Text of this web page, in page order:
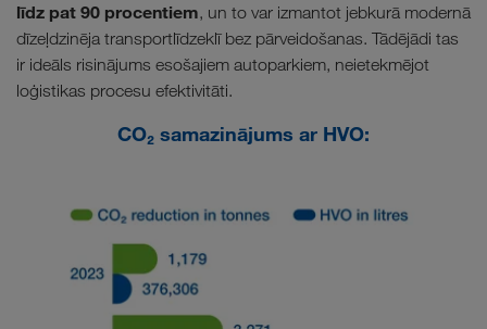
līdz pat 90 procentiem, un to var izmantot jebkurā modernā
dīzeļdzinēja transportlīdzeklī bez pārveidošanas. Tādējādi tas
ir ideāls risinājums esošajiem autoparkiem, neietekmējot
loģistikas procesu efektivitāti.
CO₂ samazinājums ar HVO: